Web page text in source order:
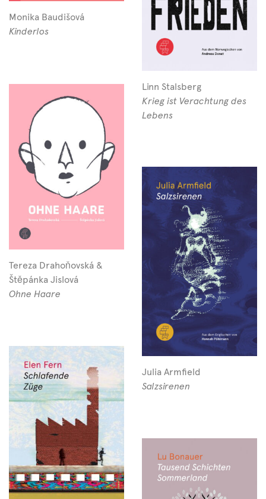
Monika Baudišová
Kinderlos
Linn Stalsberg
Krieg ist Verachtung des
Lebens
Tereza Drahoňovská &
Štěpánka Jislová
Ohne Haare
Julia Armfield
Salzsirenen